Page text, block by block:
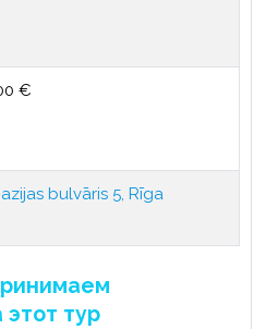
€
bulvāris 5, Rīga
тур